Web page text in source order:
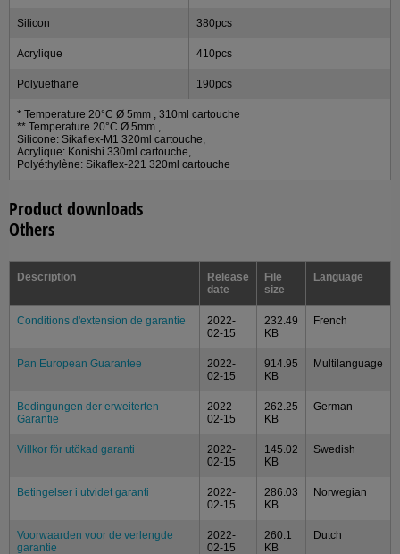
Silicon 380pcs
Acrylique 410pcs
Polyuethane 190pcs
* Temperature 20°C Ø 5mm , 310ml cartouche
** Temperature 20°C Ø 5mm ,
Silicone: Sikaflex-M1 320ml cartouche,
Acrylique: Konishi 330ml cartouche,
Polyéthylène: Sikaflex-221 320ml cartouche
Product downloads
Others
Description
Release
date
File
size
Language
Conditions d'extension de garantie
2022-
02-15
232.49
KB
French
Pan European Guarantee
2022-
02-15
914.95
KB
Multilanguage
Bedingungen der erweiterten
Garantie
2022-
02-15
262.25
KB
German
Villkor för utökad garanti
2022-
02-15
145.02
KB
Swedish
Betingelser i utvidet garanti
2022-
02-15
286.03
KB
Norwegian
Voorwaarden voor de verlengde
garantie
2022-
02-15
260.1
KB
Dutch